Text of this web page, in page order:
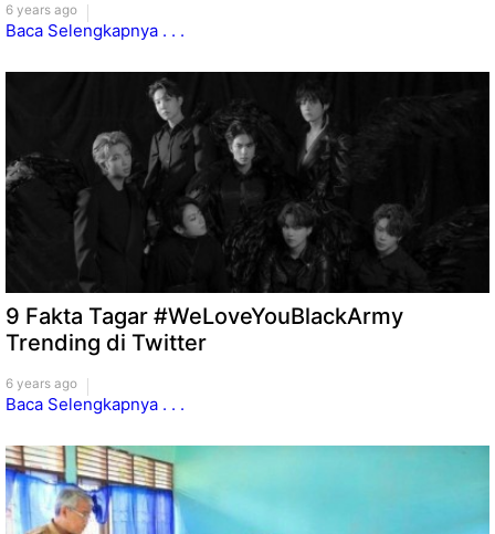
6 years ago
Baca Selengkapnya . . .
9 Fakta Tagar #WeLoveYouBlackArmy
Trending di Twitter
6 years ago
Baca Selengkapnya . . .